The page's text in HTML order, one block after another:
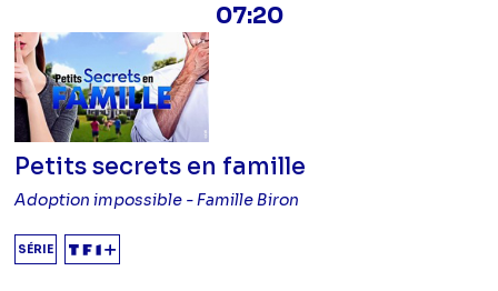
07:20
Petits secrets en famille
Adoption impossible - Famille Biron
SÉRIE